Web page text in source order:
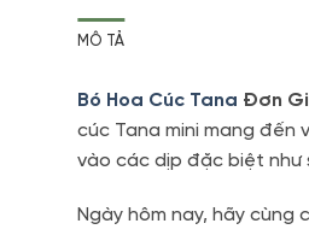
MÔ TẢ
Bó Hoa Cúc Tana Đơn
cúc Tana mini mang đến
vào các dịp đặc biệt như
Ngày hôm nay, hãy cùng